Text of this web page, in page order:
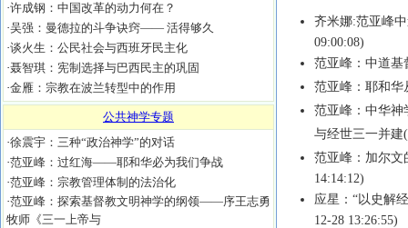
·许成钢：中国改革的动力何在？
·吴强：曼德拉的斗争诀窍—— 活得够久
·谈火生：公民社会与西班牙民主化
·聂智琪：宪制选择与巴西民主的巩固
·金雁：宗教在波兰转型中的作用
公共神学专题
·徐震宇：三种“政治神学”的对话
·范亚峰：过红海——耶和华必为我们争战
·范亚峰：宗教管理体制的法治化
·范亚峰：探索基督教文明神学的纲领——序王志勇
牧师《三一上帝与
齐米娜:范亚峰
09:00:08)
范亚峰：中道基
范亚峰：耶和华
范亚峰：中华神
与经世三一并建
范亚峰：加尔文
14:14:12)
应星：“以史解
12-28 13:26:55)